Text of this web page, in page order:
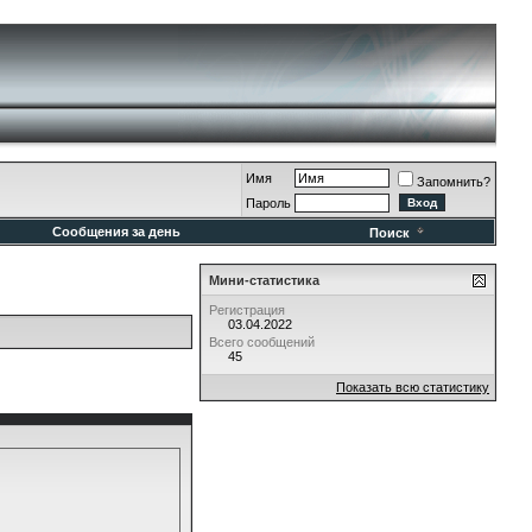
Имя
Запомнить?
Пароль
Сообщения за день Поиск
Мини-статистика
Регистрация
03.04.2022
Всего сообщений
45
Показать всю статистику